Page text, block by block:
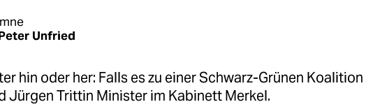
Unfried
hin oder her: Falls es zu einer Schwarz-Grünen Koalition
Jürgen Trittin Minister im Kabinett Merkel.